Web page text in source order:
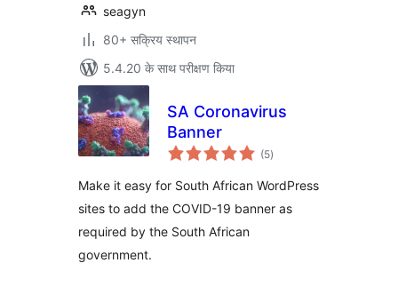
seagyn
80+ सक्रिय स्थापन
5.4.20 के साथ परीक्षण किया
SA Coronavirus
Banner
(5कुल
दर)
Make it easy for South African WordPress
sites to add the COVID-19 banner as
required by the South African
government.